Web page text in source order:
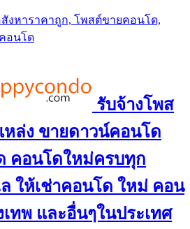
สังหาราคาถูก, โพสต์ขายคอนโด,
อนโด
รับจ้างโพส
หล่ง ขายดาวน์คอนโด
คอนโดใหม่ครบทุก
ให้เช่าคอนโด ใหม่ คอน
ทพ และอื่นๆในประเทศ